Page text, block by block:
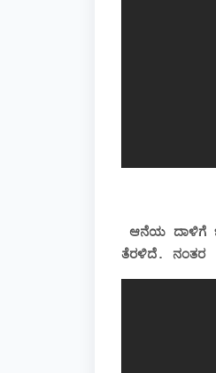
ಆನೆಯ ದಾಳಿಗೆ
ತೆರಳಿದೆ.